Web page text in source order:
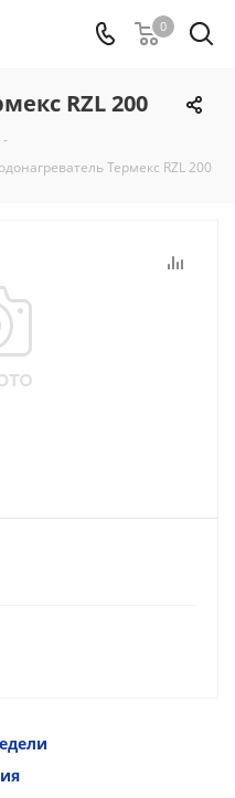
0
RZL 200
-
Термекс RZL 200